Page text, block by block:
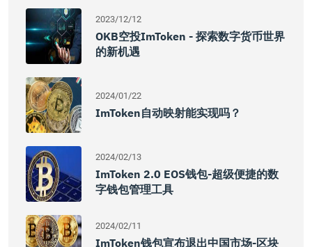
2023/12/12
OKB空投imToken - 探索数字货币世界
的新机遇
2024/01/22
ImToken自动映射能实现吗？
2024/02/13
ImToken 2.0 EOS钱包-超级便捷的数
字钱包管理工具
2024/02/11
ImToken钱包宣布退出中国市场-区块